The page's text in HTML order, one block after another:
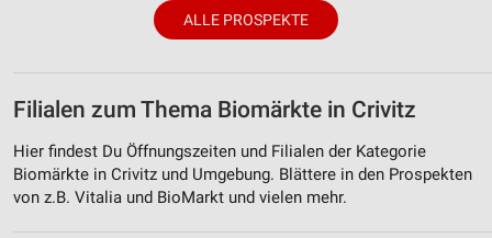
ALLE PROSPEKTE
Filialen zum Thema Biomärkte in Crivitz
Hier findest Du Öffnungszeiten und Filialen der Kategorie
Biomärkte in Crivitz und Umgebung. Blättere in den Prospekten
von z.B. Vitalia und BioMarkt und vielen mehr.
Erstellung von Profilen zur Personalisierung
Verwendung von Profilen zur Auswahl
personalisierter Inhalte
Messung der Werbeleistung